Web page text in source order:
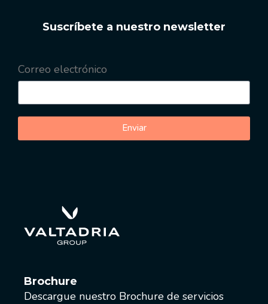
Suscríbete a nuestro newsletter
Correo electrónico
Enviar
Brochure
Descargue nuestro Brochure de servicios